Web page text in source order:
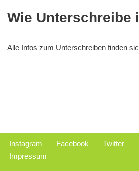
Wie Unterschreibe
Alle Infos zum Unterschreiben finden
Instagram Facebook Twitter
Impressum